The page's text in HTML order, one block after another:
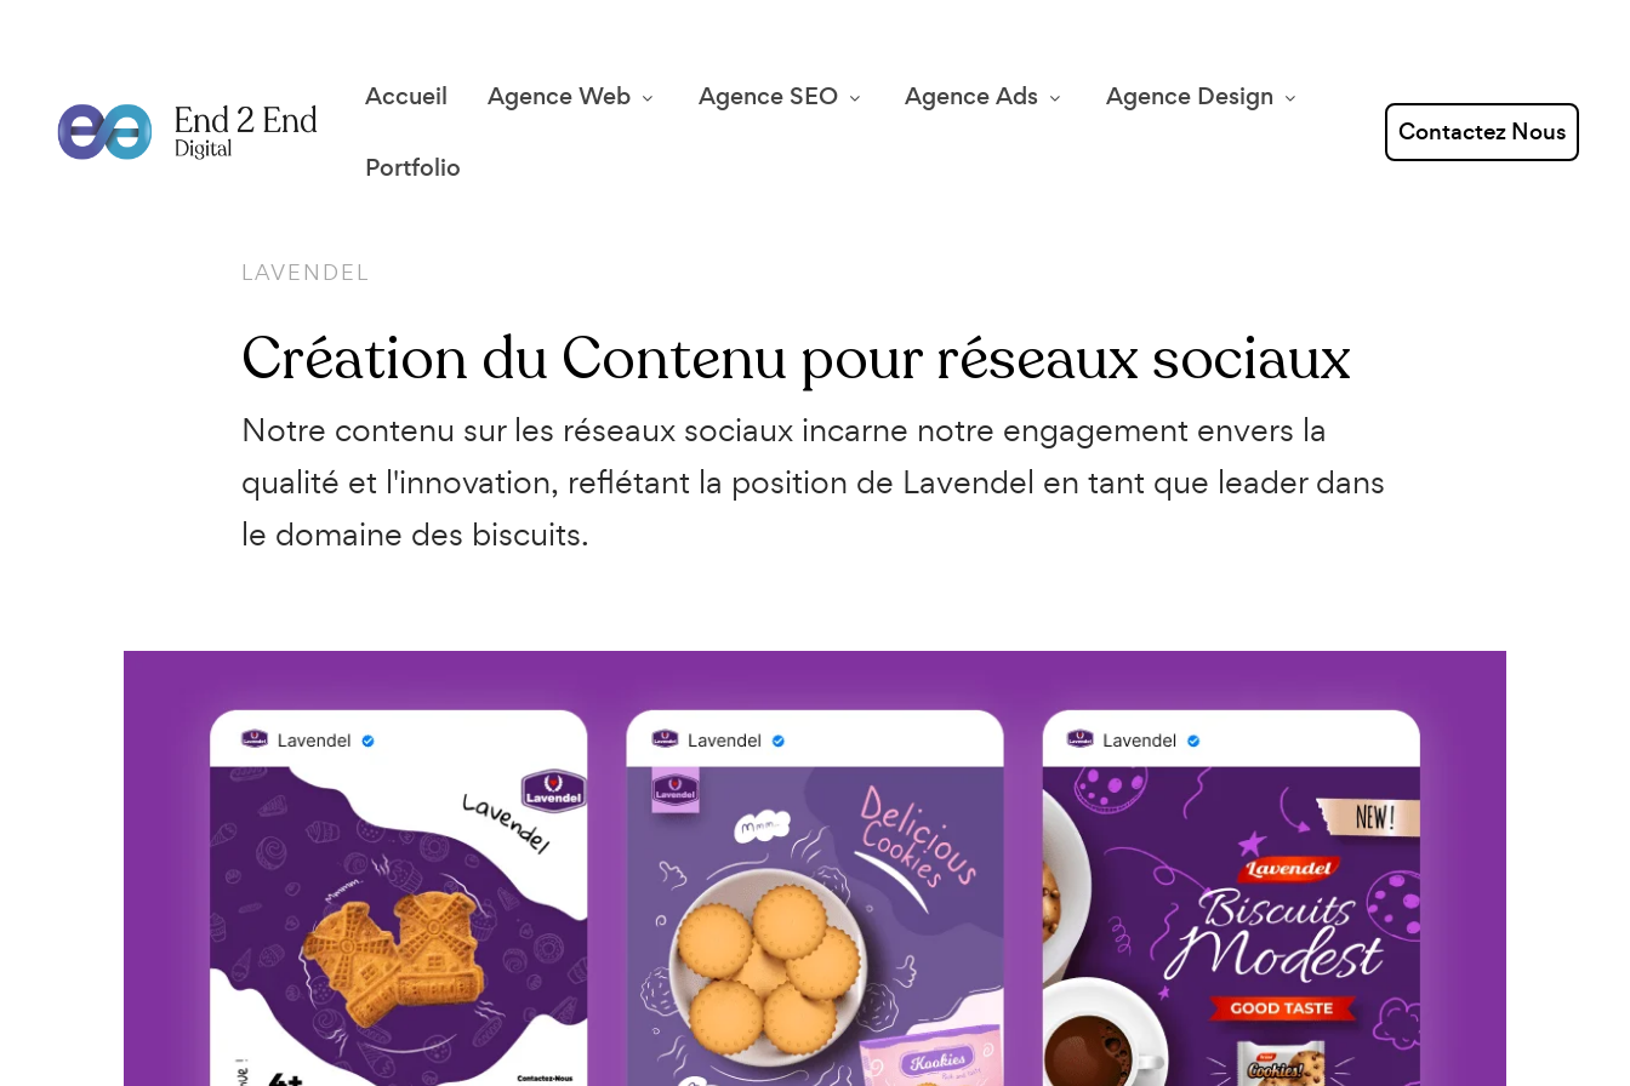
Accueil Agence Web Agence SEO Agence Ads Agence Design
Portfolio
Contactez Nous
LAVENDEL
Création du Contenu pour réseaux sociaux
Notre contenu sur les réseaux sociaux incarne notre engagement envers la
qualité et l'innovation, reflétant la position de Lavendel en tant que leader dans
le domaine des biscuits.